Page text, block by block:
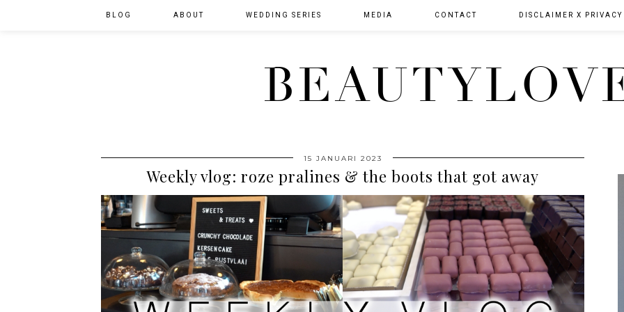
BLOG ABOUT WEDDING SERIES MEDIA CONTACT DISCLAIMER X PRIVACY
15 JANUARI 2023
Weekly vlog: roze pralines & the boots that got away